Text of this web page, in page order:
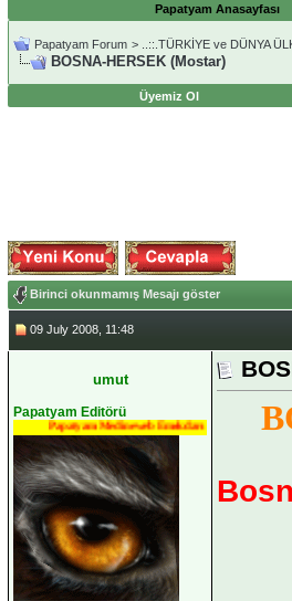
Papatyam Anasayfası
Papatyam Forum > ..::.TÜRKİYE ve DÜNYA
BOSNA-HERSEK (Mostar)
Üyemiz Ol
Birinci okunmamış Mesajı göster
09 July 2008, 11:48
umut
Papatyam Editörü
Papatyam Medineweb Emekdarı